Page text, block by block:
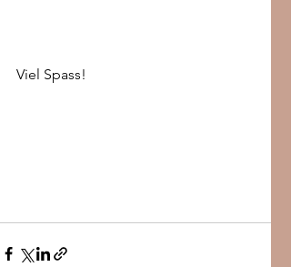
Viel Spass!